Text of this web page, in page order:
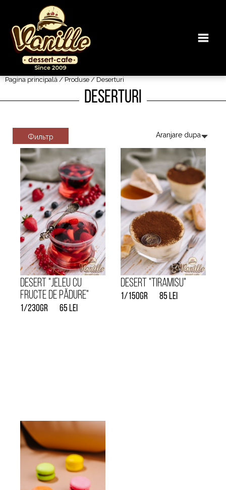
Pagina principală/Produse/Deserturi
Deserturi
Фильтр
Desert "Jeleu cu
fructe de pădure"
1/230gr 65 lei
Desert "Tiramisu"
1/150gr 85 lei